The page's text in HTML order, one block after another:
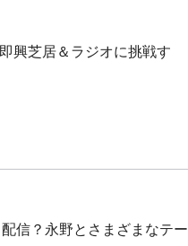
興芝居＆ラジオに挑戦す
信？永野とさまざまなテー